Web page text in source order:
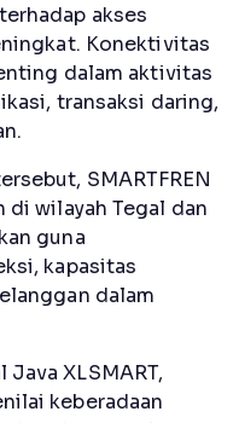
akses
Konektivitas
dalam aktivitas
transaksi daring,
SMARTFREN
wilayah Tegal dan
guna
kapasitas
dalam
XLSMART,
keberadaan